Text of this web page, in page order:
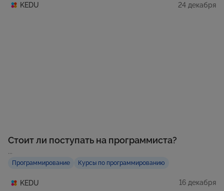
KEDU 24 декабря
Стоит ли поступать на программиста?
...
Программирование Курсы по программированию
KEDU 16 декабря